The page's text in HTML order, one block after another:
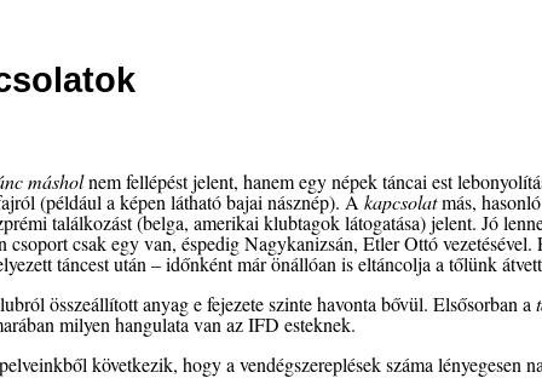
másholnem fellépést jelent, hanem egy népek táncai est
(például a képen látható bajai násznép). A kapcsolatmás,
találkozást (belga, amerikai klubtagok látogatása) jelent. Jó
csoport csak egy van, éspedig Nagykanizsán, Etler Ottó
táncest után – időnként már önállóan is eltáncolja a tőlünk
összeállított anyag e fejezete szinte havonta bővül. Elsősorban a
milyen hangulata van az IFD esteknek.
következik, hogy a vendégszereplések száma lényegesen